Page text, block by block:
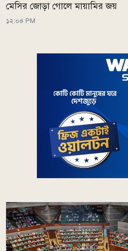
মেসির জোড়া গোলে মায়ামির জয়
১২:০৪ PM